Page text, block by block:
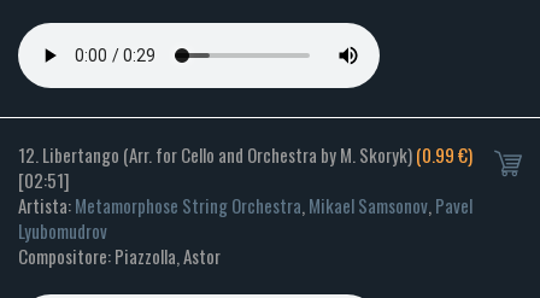
12. Libertango (Arr. for Cello and Orchestra by M. Skoryk)(0.99 €)
[02:51]
Artista:Metamorphose String Orchestra,Mikael Samsonov,Pavel
Lyubomudrov
Compositore: Piazzolla, Astor